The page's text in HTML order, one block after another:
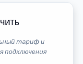
тариф и
подключения